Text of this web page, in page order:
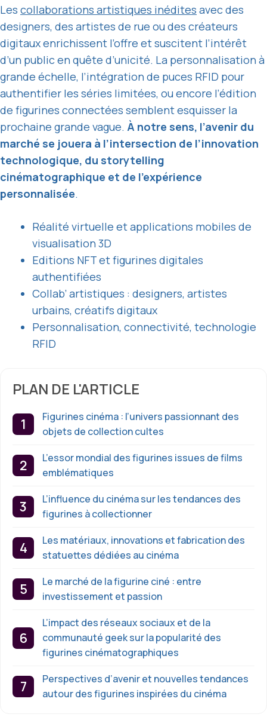
Les collaborations artistiques inédites avec des
designers, des artistes de rue ou des créateurs
digitaux enrichissent l’offre et suscitent l’intérêt
d’un public en quête d’unicité. La personnalisation à
grande échelle, l’intégration de puces RFID pour
authentifier les séries limitées, ou encore l’édition
de figurines connectées semblent esquisser la
prochaine grande vague. À notre sens, l’avenir du
marché se jouera à l’intersection de l’innovation
technologique, du storytelling
cinématographique et de l’expérience
personnalisée.
Réalité virtuelle et applications mobiles de
visualisation 3D
Editions NFT et figurines digitales
authentifiées
Collab’ artistiques : designers, artistes
urbains, créatifs digitaux
Personnalisation, connectivité, technologie
RFID
PLAN DE L'ARTICLE
Figurines cinéma : l’univers passionnant des
objets de collection cultes
L’essor mondial des figurines issues de films
emblématiques
L’influence du cinéma sur les tendances des
figurines à collectionner
Les matériaux, innovations et fabrication des
statuettes dédiées au cinéma
Le marché de la figurine ciné : entre
investissement et passion
L’impact des réseaux sociaux et de la
communauté geek sur la popularité des
figurines cinématographiques
Perspectives d’avenir et nouvelles tendances
autour des figurines inspirées du cinéma